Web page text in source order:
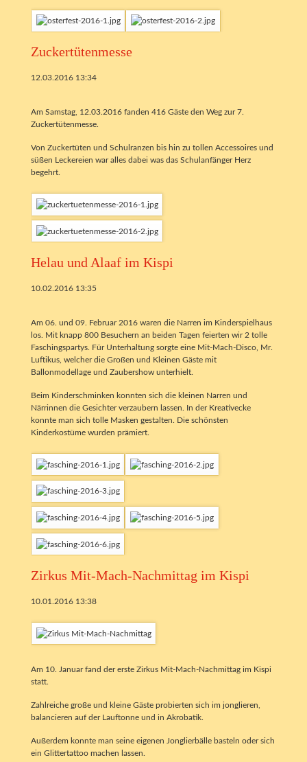
Zuckertütenmesse
12.03.2016 13:34
Am Samstag, 12.03.2016 fanden 416 Gäste den Weg zur 7.
Zuckertütenmesse.
Von Zuckertüten und Schulranzen bis hin zu tollen Accessoires und
süßen Leckereien war alles dabei was das Schulanfänger Herz
begehrt.
Helau und Alaaf im Kispi
10.02.2016 13:35
Am 06. und 09. Februar 2016 waren die Narren im Kinderspielhaus
los. Mit knapp 800 Besuchern an beiden Tagen feierten wir 2 tolle
Faschingspartys. Für Unterhaltung sorgte eine Mit-Mach-Disco, Mr.
Luftikus, welcher die Großen und Kleinen Gäste mit
Ballonmodellage und Zaubershow unterhielt.
Beim Kinderschminken konnten sich die kleinen Narren und
Närrinnen die Gesichter verzaubern lassen. In der Kreativecke
konnte man sich tolle Masken gestalten. Die schönsten
Kinderkostüme wurden prämiert.
Zirkus Mit-Mach-Nachmittag im Kispi
10.01.2016 13:38
Am 10. Januar fand der erste Zirkus Mit-Mach-Nachmittag im Kispi
statt.
Zahlreiche große und kleine Gäste probierten sich im jonglieren,
balancieren auf der Lauftonne und in Akrobatik.
Außerdem konnte man seine eigenen Jonglierbälle basteln oder sich
ein Glittertattoo machen lassen.